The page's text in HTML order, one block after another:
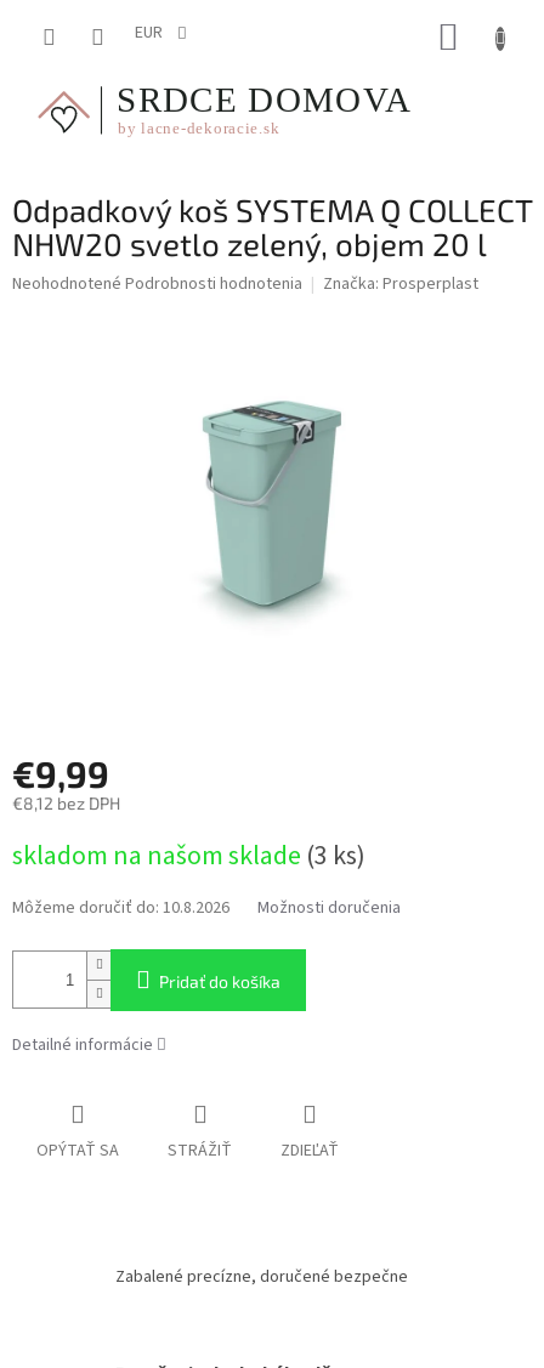
EUR
Odpadkový koš SYSTEMA Q COLLECT
NHW20 svetlo zelený, objem 20 l
Priemerné
Neohodnotené Podrobnosti hodnotenia Značka: Prosperplast
€9,99
€8,12 bez DPH
cena:
skladom na našom sklade (3 ks)
Môžeme doručiť do: 10.8.2026 Možnosti doručenia
Pridať do košíka
Detailné informácie
OPÝTAŤ SA STRÁŽIŤ ZDIEĽAŤ
Zabalené precízne, doručené bezpečne